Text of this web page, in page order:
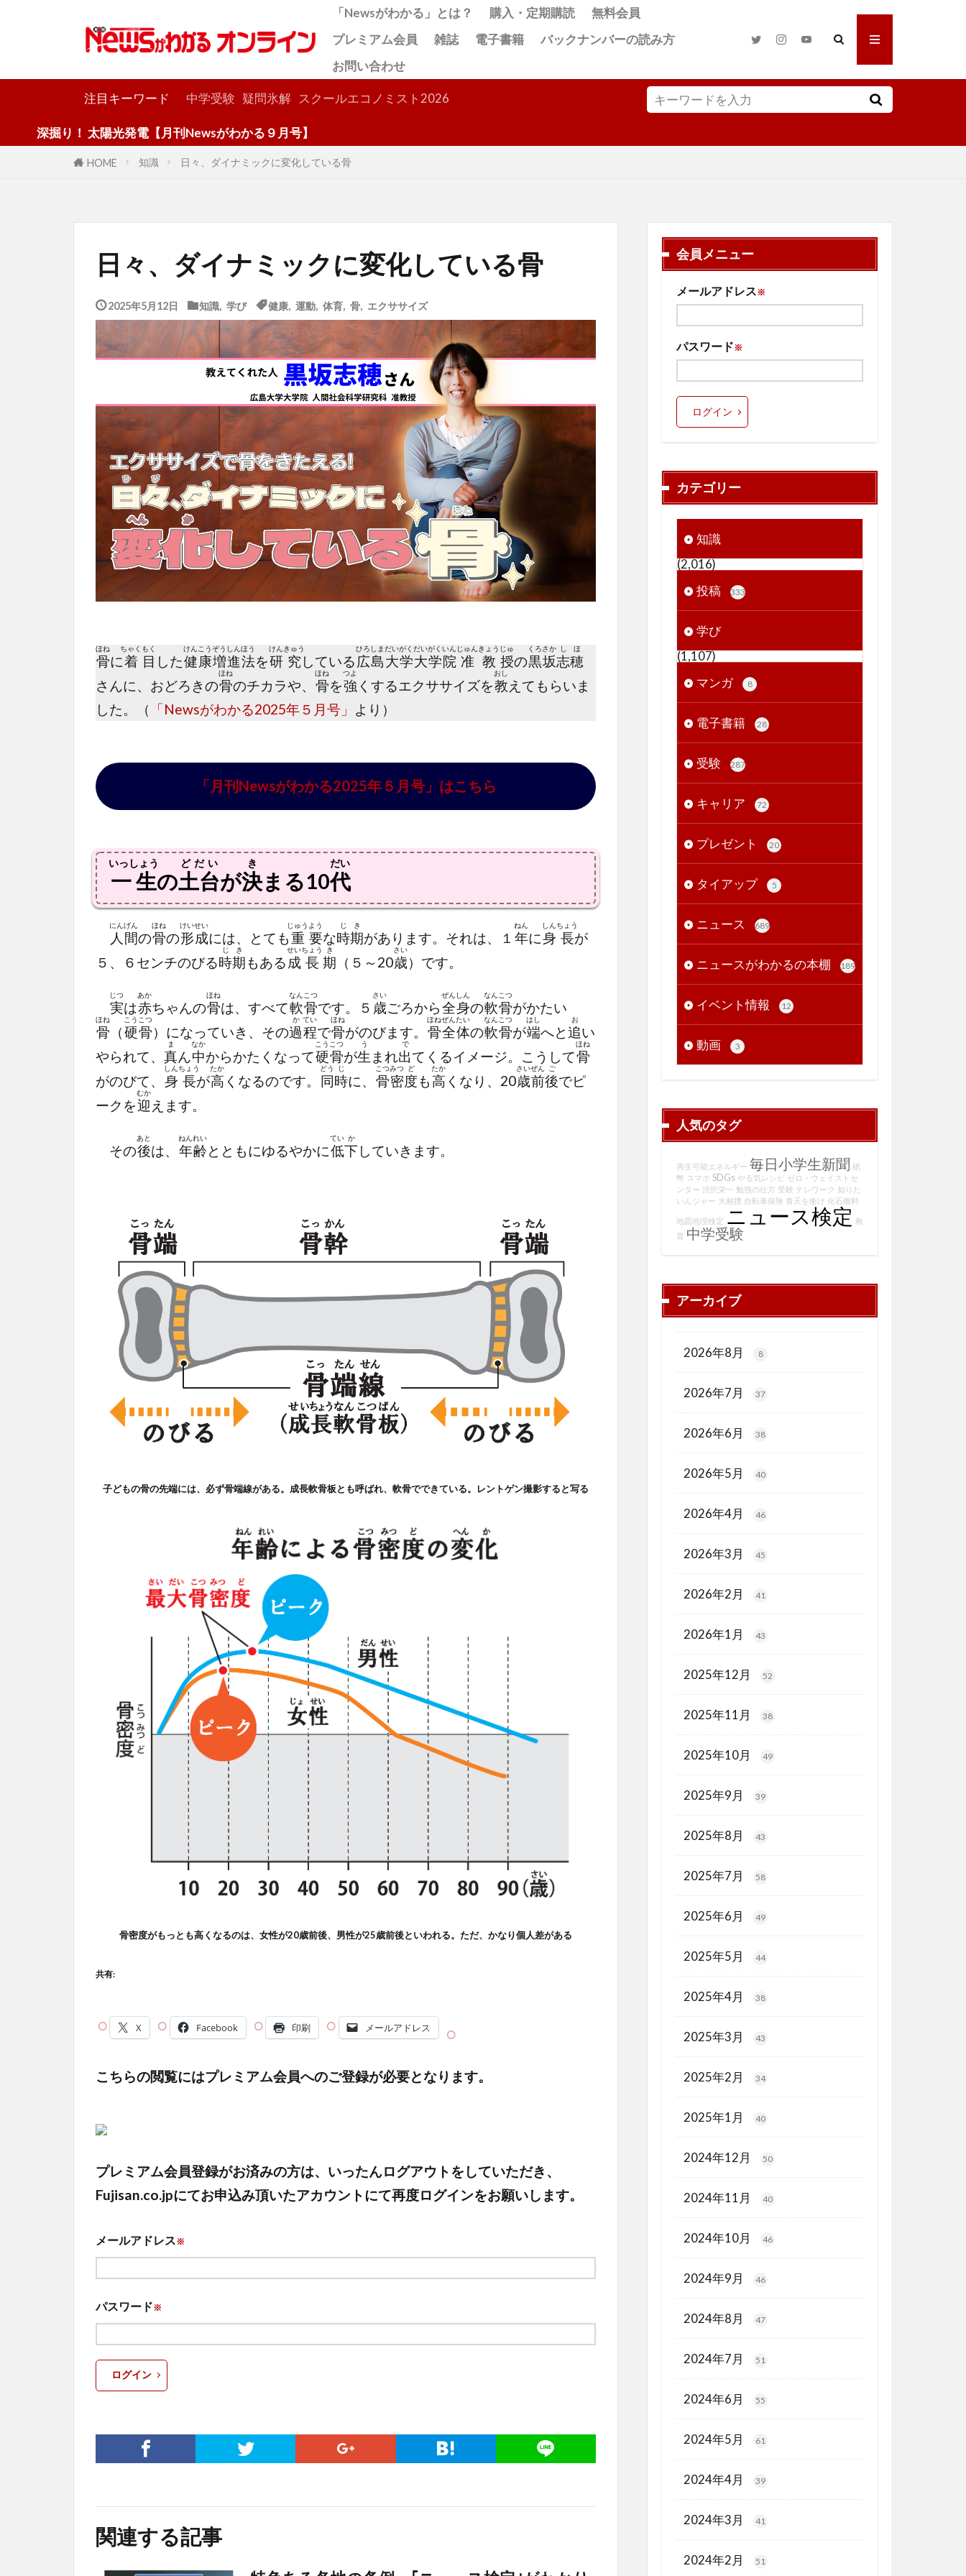
「Newsがわかる」とは？ 購入・定期購読
無料会員
プレミアム会員
雑誌 電子書籍
バックナンバーの読み方
お問い合わせ
注目キーワード 中学受験 疑問氷解 スクールエコノミスト2026
太陽光発電【月刊Newsがわかる９月号】
HOME 知識 日々、ダイナミックに変化している骨
日々、ダイナミックに変化している骨
2025年5月12日 知識 学び 健康, 運動, 体育, 骨, エクササイズ
骨
ほね
に着
ちゃく
目
もく
した健
けん
康
こう
増
ぞう
進
しん
法
ほう
を研
けん
究
きゅう
している 広
ひろ
島
しま
大
だい
学
がく
大
だい
学
がく
院
いん
准
じゅん
教
きょう
授
じゅ
の黒
くろ
坂
さか
志
し
穂
ほ
さんに、おどろきの骨
ほね
のチカラや、 骨
ほね
を強
つよ
くするエクササイズを教
おし
えてもらいま
した。（
「Newsがわかる2025年５月号」 より）
「月刊Newsがわかる2025年５月号」はこちら
一生
いっしょう
の土台
どだい
が決
き
まる10代
だい
人
にん
間
げん
の骨
ほね
の形
けい
成
せい
には、とても重
じゅう
要
よう
な時
じ
期
き
があります。それは、１ 年
ねん
に身
しん
長
ちょう
が
５、６センチのびる時
じ
期
き
もある 成
せい
長
ちょう
期
き
（５～20歳
さい
）です。
実
じつ
は赤
あか
ちゃんの骨
ほね
は、すべて軟
なん
骨
こつ
です。５ 歳
さい
ごろから全
ぜん
身
しん
の軟
なん
骨
こつ
がかたい
骨
ほね
（硬
こう
骨
こつ
）になっていき、その過
か
程
てい
で骨
ほね
がのびます。 骨
ほね
全
ぜん
体
たい
の軟
なん
骨
こつ
が端
はし
へと追
お
い
やられて、 真
ま
ん中
なか
からかたくなって硬
こう
骨
こつ
が生
う
まれ出
で
てくるイメージ。こうして骨
ほね
がのびて、 身
しん
長
ちょう
が高
たか
くなるのです。 同
どう
時
じ
に、 骨
こつ
密
みつ
度
ど
も高
たか
くなり、20歳
さい
前
ぜん
後
ご
でピ
ークを迎
むか
えます。
その後
あと
は、 年
ねん
齢
れい
とともにゆるやかに低
てい
下
か
していきます。
子どもの骨の先端には、必ず骨端線がある。成長軟骨板とも呼ばれ、軟骨でできている。レントゲン撮影すると写る
骨密度がもっとも高くなるのは、女性が20歳前後、男性が25歳前後といわれる。ただ、かなり個人差がある
共有:
X Facebook 印刷 メールアドレス
こちらの閲覧にはプレミアム会員へのご登録が必要となります。
プレミアム会員登録がお済みの方は、いったんログアウトをしていただき、
Fujisan.co.jpにてお申込み頂いたアカウントにて再度ログインをお願いします。
メールアドレス ※
パスワード※
ログイン
関連する記事
会員メニュー
メールアドレス※
パスワード※
ログイン
カテゴリー
知識
(2,016)
投稿
333
学び
(1,107)
マンガ
8
電子書籍 28
受験 287
キャリア 72
プレゼント 20
タイアップ 5
ニュース 689
ニュースがわかるの本棚 189
イベント情報 12
動画 3
人気のタグ
再生可能エネルギー 毎日小学生新聞 紙
幣 スマホ SDGs やる気レシピ ゼロ・ウェイストセ
ンター 渋沢栄一 勉強の仕方 受験 テレワーク 知りた
いんジャー 大相撲 自転車保険 青天を衝け 化石燃料
地図地理検定 ニュース検定 教
育 中学受験
アーカイブ
2026年8月 8
2026年7月 37
2026年6月 38
2026年5月 40
2026年4月 46
2026年3月 45
2026年2月 41
2026年1月 43
2025年12月 52
2025年11月 38
2025年10月 49
2025年9月 39
2025年8月 43
2025年7月 58
2025年6月 49
2025年5月 44
2025年4月 38
2025年3月 43
2025年2月 34
2025年1月 40
2024年12月 50
2024年11月 40
2024年10月 46
2024年9月 46
2024年8月 47
2024年7月 51
2024年6月 55
2024年5月 61
2024年4月 39
2024年3月 41
2024年2月 51
検索